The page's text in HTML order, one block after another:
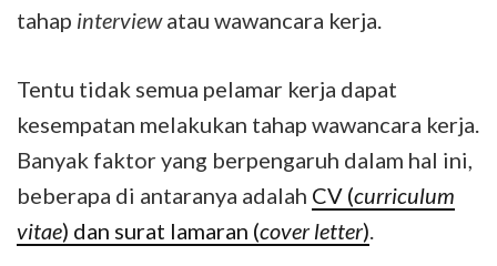
tahap interviewatau wawancara kerja.
Tentu tidak semua pelamar kerja dapat
kesempatan melakukan tahap wawancara kerja.
Banyak faktor yang berpengaruh dalam hal ini,
beberapa di antaranya adalah CV (curriculum
vitae) dan surat lamaran (cover letter).